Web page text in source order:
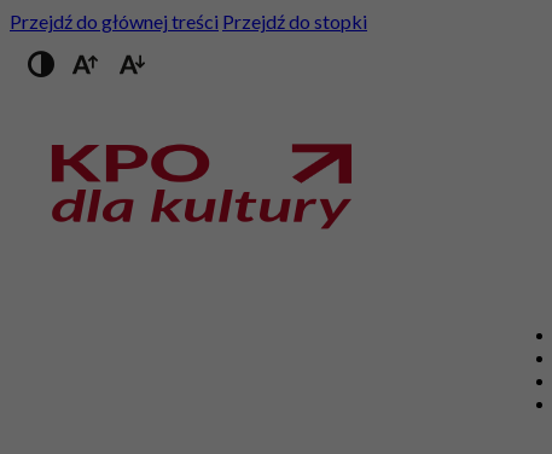
Przejdź do głównej treści Przejdź do stopki
Przełącz na wysoki kontrast